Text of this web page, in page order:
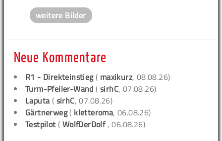
weitere Bilder
Neue Kommentare
R1 - Direkteinstieg( maxikurz, 08.08.26)
Turm-Pfeiler-Wand (sirhC, 07.08.26)
Laputa( sirhC, 07.08.26)
Gärtnerweg( kletteroma, 06.08.26)
Testpilot ( WolfDerDolf , 06.08.26)